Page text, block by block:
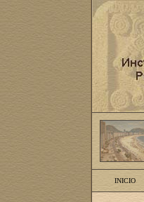
INICIO